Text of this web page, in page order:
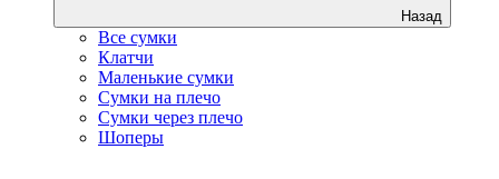
Назад
Все сумки
Клатчи
Маленькие сумки
Сумки на плечо
Сумки через плечо
Шоперы